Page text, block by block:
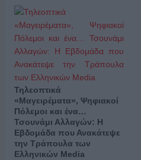
Τηλεοπτικά
«Μαγειρέματα», Ψηφιακοί
Πόλεμοι και ένα…
Τσουνάμι Αλλαγών: Η
Εβδομάδα που Ανακάτεψε
την Τράπουλα των
Ελληνικών Media